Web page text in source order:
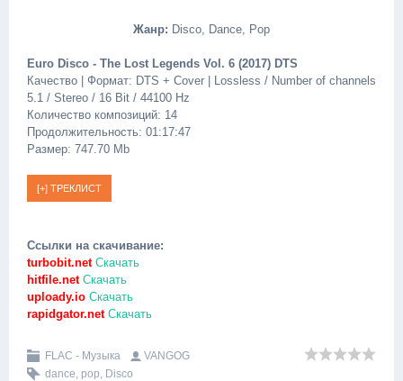
Жанр: Disco, Dance, Pop
Euro Disco - The Lost Legends Vol. 6 (2017) DTS
Качество | Формат: DTS + Cover | Lossless / Number of channels
5.1 / Stereo / 16 Bit / 44100 Hz
Количество композиций: 14
Продолжительность: 01:17:47
Размер: 747.70 Mb
Ссылки на скачивание:
turbobit.netСкачать
hitfile.netСкачать
uploady.io Скачать
rapidgator.netСкачать
FLAC - Музыка
VANGOG
dance, pop, Disco